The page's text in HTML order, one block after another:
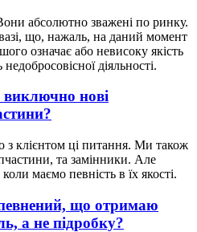
абсолютно зважені по ринку.
що, нажаль, на даний момент
означає або невисоку якість
діяльності.
нові
клієнтом ці питання. Ми також
та замінники. Але
маємо певність в їх якості.
що отримаю
а не підробку?